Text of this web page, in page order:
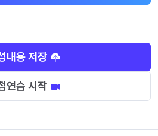
내용 저장
연습 시작